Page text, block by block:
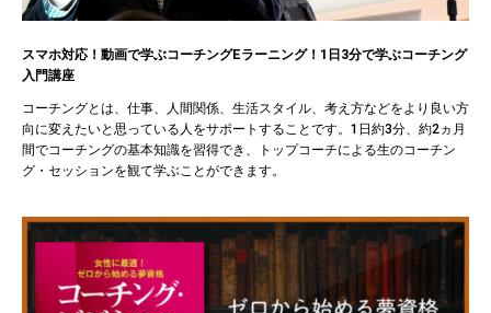
スマホ対応！動画で学ぶコーチングEラーニング！1日3分で学ぶコーチング
入門講座
コーチングとは、仕事、人間関係、生活スタイル、考え方などをより良い方
向に変えたいと思っている人をサポートすることです。1日約3分、約2ヵ月
間でコーチングの基本知識を習得でき、トップコーチによる生のコーチン
グ・セッションを観て学ぶことができます。